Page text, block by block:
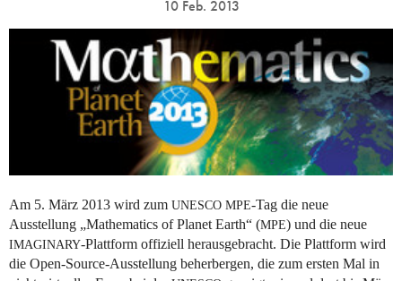
10 Feb. 2013
Am 5. März 2013 wird zum UNESCO MPE-Tag die neue
Ausstellung „Mathematics of Planet Earth“ (MPE) und die neue
IMAGINARY-Plattform offiziell herausgebracht. Die Plattform wird
die Open-Source-Ausstellung beherbergen, die zum ersten Mal in